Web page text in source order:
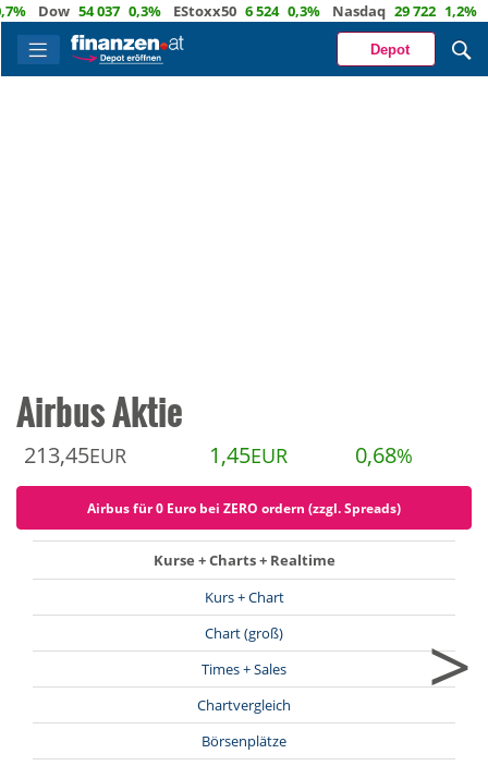
54 037 0,3% EStoxx50 6 524 0,3% Nasdaq 29 722 1,2% Öl
Depot
Airbus Aktie
213,45EUR 1,45EUR 0,68%
Airbus für 0 Euro bei ZERO ordern (zzgl. Spreads)
Kurse + Charts + Realtime
Kurs + Chart
Chart (groß)
Times + Sales
Chartvergleich
Börsenplätze
>